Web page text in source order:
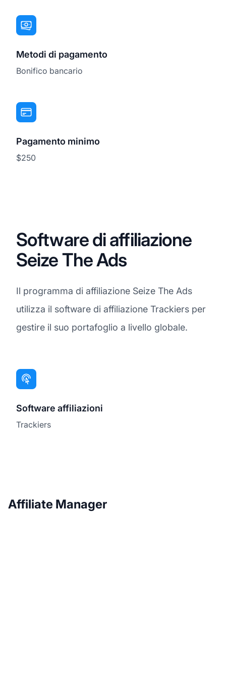
Metodi di pagamento
Bonifico bancario
Pagamento minimo
$250
Software di affiliazione
Seize The Ads
Il programma di affiliazione Seize The Ads
utilizza il software di affiliazione Trackiers per
gestire il suo portafoglio a livello globale.
Software affiliazioni
Trackiers
Affiliate Manager